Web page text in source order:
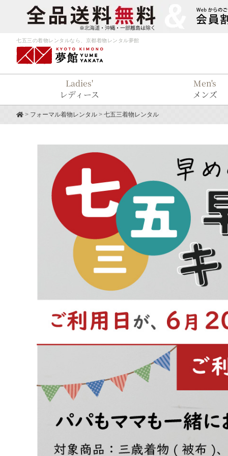
七五三の着物レンタルなら、京都着物レンタル夢館
Ladies'
レディース
Men's
メンズ
> フォーマル着物レンタル> 七五三着物レンタル